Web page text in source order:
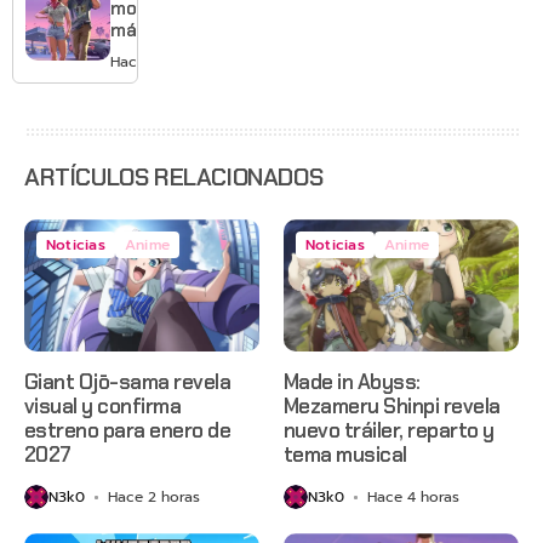
mostrará
más de
GTA 6 en
agosto
Hace 1 día
ARTÍCULOS RELACIONADOS
Noticias Anime
Giant Ojō-sama revela
visual y confirma
estreno para enero de
2027
N3k0 Hace 2 horas
Noticias Anime
Made in Abyss:
Mezameru Shinpi revela
nuevo tráiler, reparto y
tema musical
N3k0 Hace 4 horas